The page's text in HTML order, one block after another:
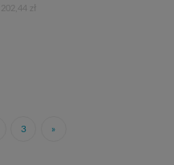
202,44 zł
3 »